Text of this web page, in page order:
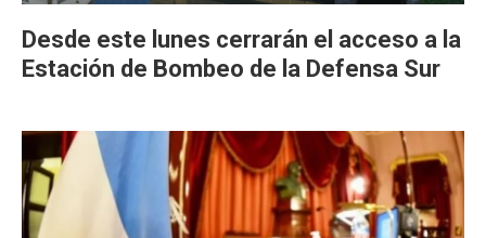
Desde este lunes cerrarán el acceso a la
Estación de Bombeo de la Defensa Sur